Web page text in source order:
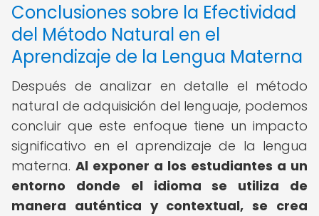
Conclusiones sobre la Efectividad
del Método Natural en el
Aprendizaje de la Lengua Materna
Después de analizar en detalle el método
natural de adquisición del lenguaje, podemos
concluir que este enfoque tiene un impacto
significativo en el aprendizaje de la lengua
materna. Al exponer a los estudiantes a un
entorno donde el idioma se utiliza de
manera auténtica y contextual, se crea